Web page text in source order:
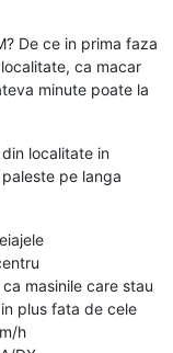
De ce in prima faza
ca macar
minute poate la
localitate in
pe langa
masinile care stau
plus fata de cele
h